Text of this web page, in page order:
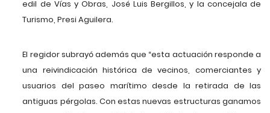
edil de Vías y Obras, José Luis Bergillos, y la concejala de
Turismo, Presi Aguilera.
El regidor subrayó además que “esta actuación responde a
una reivindicación histórica de vecinos, comerciantes y
usuarios del paseo marítimo desde la retirada de las
antiguas pérgolas. Con estas nuevas estructuras ganamos